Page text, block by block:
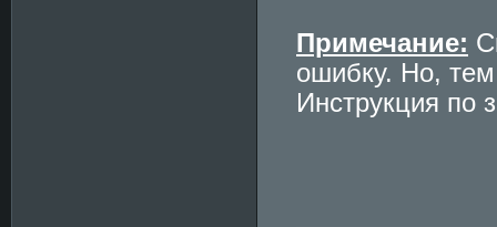
Примечание:
ошибку. Но,
Инструкция по